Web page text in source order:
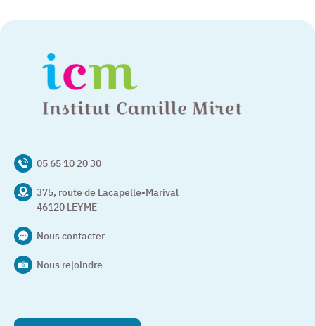
05 65 10 20 30
375, route de Lacapelle-Marival
46120 LEYME
Nous contacter
Nous rejoindre